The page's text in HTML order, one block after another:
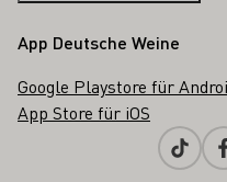
App Deutsche Weine
Google Playstore für
App Store für iOS